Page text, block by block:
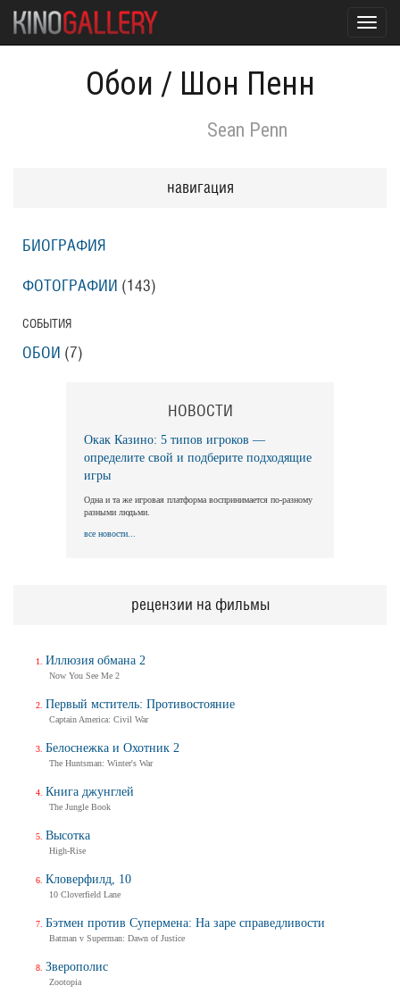
Обои / Шон Пенн
Sean Penn
навигация
БИОГРАФИЯ
ФОТОГРАФИИ (143)
СОБЫТИЯ
ОБОИ (7)
НОВОСТИ
Окак Казино: 5 типов игроков —
определите свой и подберите подходящие
игры
Одна и та же игровая платформа воспринимается по-разному
разными людьми.
все новости...
рецензии на фильмы
Иллюзия обмана 2
Now You See Me 2
Первый мститель: Противостояние
Captain America: Civil War
Белоснежка и Охотник 2
The Huntsman: Winter's War
Книга джунглей
The Jungle Book
Высотка
High-Rise
Кловерфилд, 10
10 Cloverfield Lane
Бэтмен против Супермена: На заре справедливости
Batman v Superman: Dawn of Justice
Зверополис
Zootopia